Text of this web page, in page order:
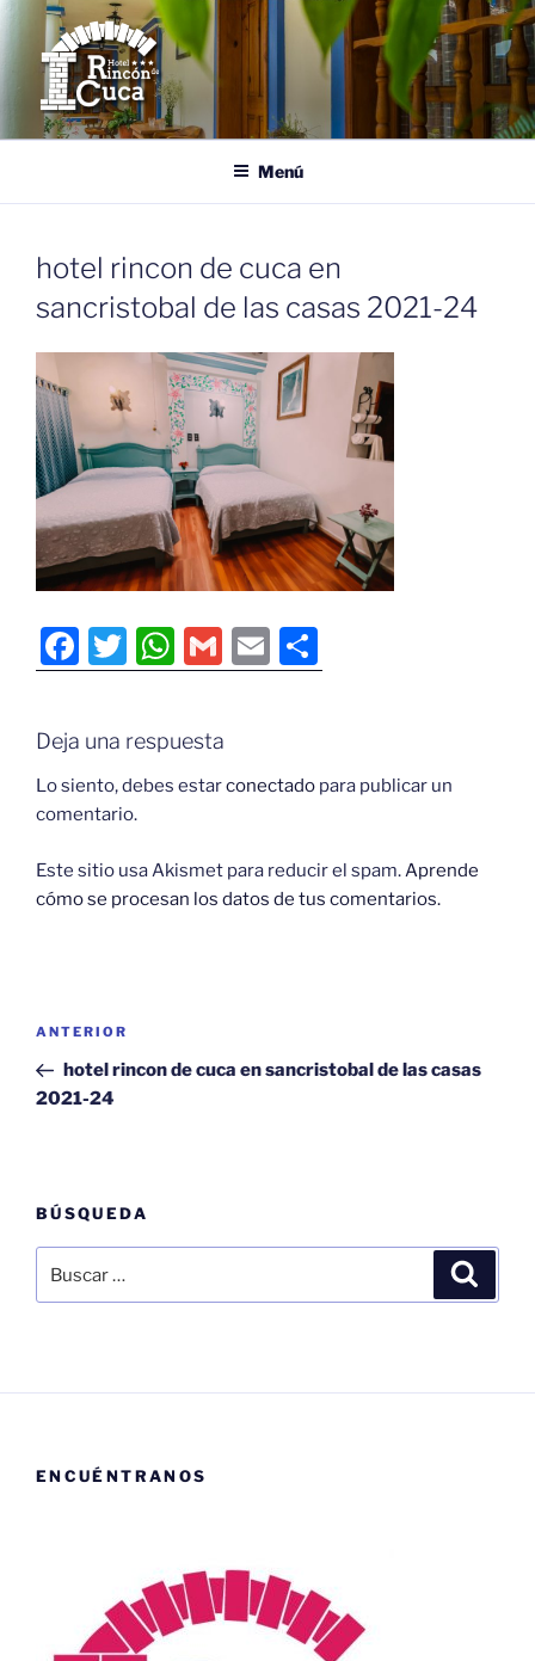
Saltar
contenido
HOTEL RINCÓN DE CUCA
Tu Casa en San Cristóbal de las Casas, Chiapas.
Menú
hotel rincon de cuca en
sancristobal de las casas 2021-24
F
a
e
b
o
o
k
T
w
er
W
h
at
s
A
p
G
m
l
E
m o
ar
Deja una respuesta
Lo siento, debes estarconectado para publicar un
comentario.
Este sitio usa Akismet para reducir el spam.Aprende
cómo se procesan los datos de tus comentarios.
Navegación
entradas
Entrada
anterior:
ANTERIOR
hotel rincon de cuca en sancristobal de las casas
2021-24
BÚSQUEDA
por:
ENCUÉNTRANOS